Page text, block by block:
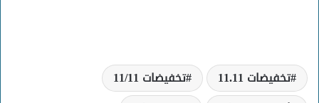
تخفيضات 11.11
تخفيضات 11/11